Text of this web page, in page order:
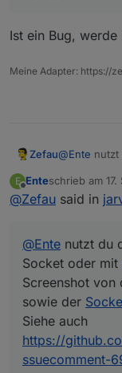
Ist ein Bug,
Meine Adapter: https://
Zefau@Ente nutzt
Screenshot
der
E
Offline
Enteschrieb am
zuletzt editiert
@Zefau said in
@Ente nutzt du
Socket oder mit
Screenshot
sowie der
Siehe auch
https://
ssuecomment-